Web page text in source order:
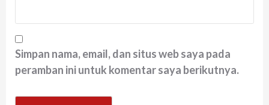
Simpan nama, email, dan situs web saya pada
peramban ini untuk komentar saya berikutnya.